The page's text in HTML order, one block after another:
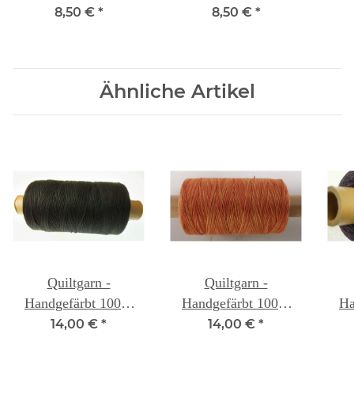
400 Yd. (ca 365m)
8,50 € *
Baumwolle 400 Yd.
8,50 € *
Ähnliche Artikel
Quiltgarn -
Handgefärbt 100%
Baumwolle - Onyx -
14,00 € *
Quiltgarn -
Handgefärbt 100%
Baumwolle - Autumn
14,00 € *